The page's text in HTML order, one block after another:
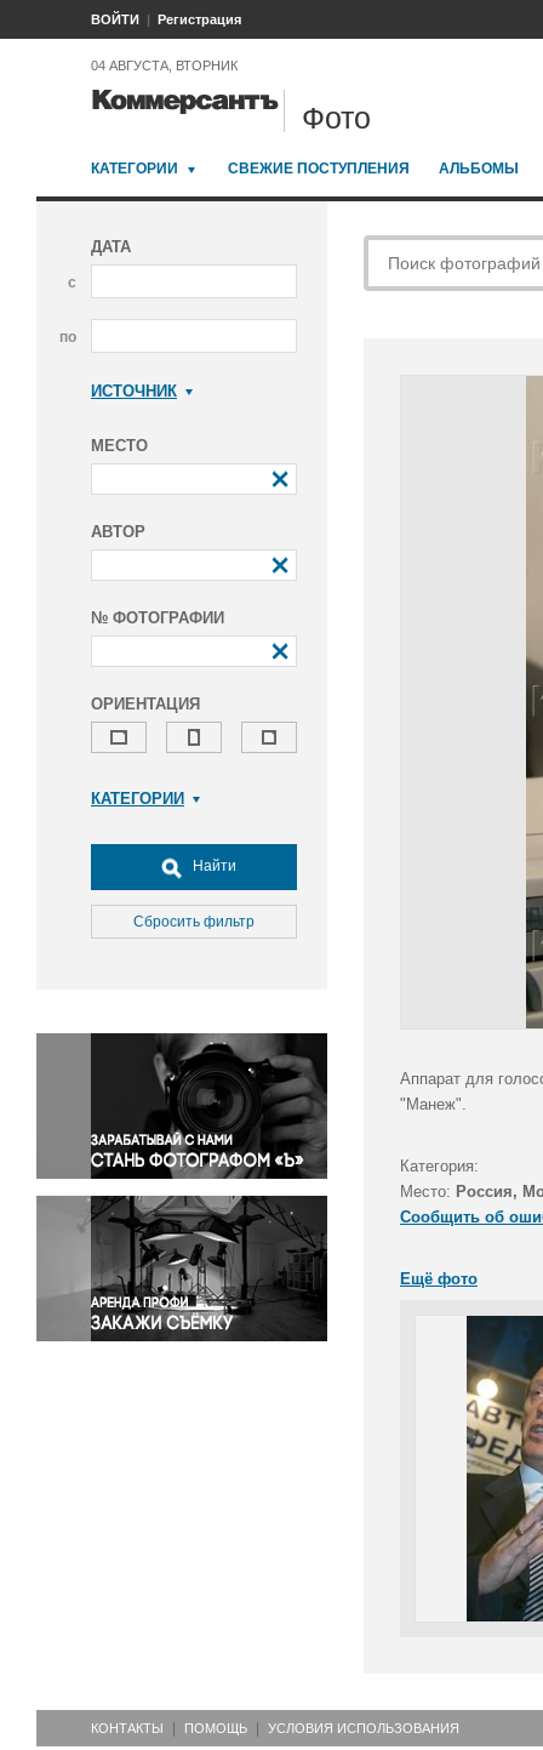
ВОЙТИ Регистрация
04 АВГУСТА, ВТОРНИК
Фото
КАТЕГОРИИ СВЕЖИЕ ПОСТУПЛЕНИЯ АЛЬБОМЫ
ДАТА
с
по
ИСТОЧНИК
МЕСТО
АВТОР
№ ФОТОГРАФИИ
ОРИЕНТАЦИЯ
КАТЕГОРИИ
Досуг, туризм и отдых
Культура
Медицина
Окружающая среда
Политика
Правосудие
Происшествия и конфликты
Религия
Светская жизнь
Спорт
Экология
Экономика и бизнес
Найти
Сбросить фильтр
Аппарат для
"Манеж".
Категория:
Место: Россия,
Сообщить об
Ещё фото
КОНТАКТЫ ПОМОЩЬ УСЛОВИЯ ИСПОЛЬЗОВАНИЯ